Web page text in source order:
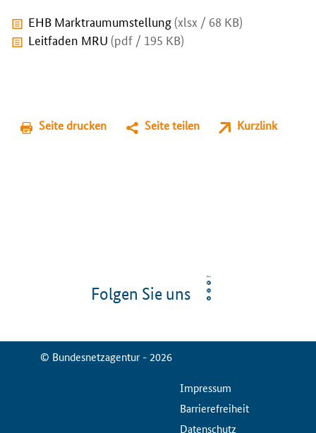
EHB Marktraumumstellung (xlsx / 68 KB)
Leitfaden MRU (pdf / 195 KB)
Seite drucken Seite teilen Kurzlink
Folgen Sie uns
© Bundesnetzagentur - 2026
ServiceMenuImpressum
Barrierefreiheit
Datenschutz